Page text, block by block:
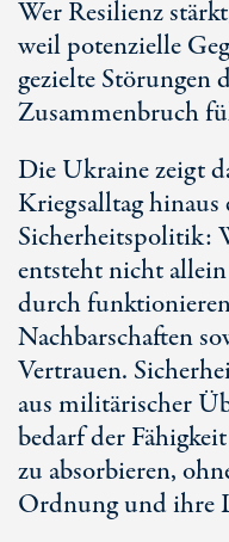
Wer Resilienz
weil potenzielle
gezielte Störungen
Zusammenbruch
Die Ukraine zeigt
Kriegsalltag
Sicherheitspolitik:
entsteht nicht
durch
Nachbarschaften
Vertrauen.
aus militärischer
bedarf der
zu absorbieren,
Ordnung und ihre